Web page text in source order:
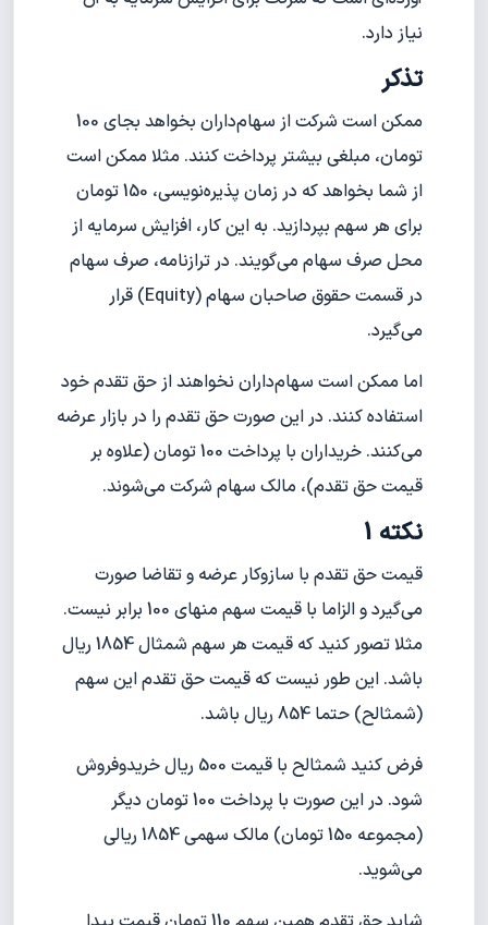
نیاز دارد.
تذکر
ممکن است شرکت از سهام‌داران بخواهد بجای 100
تومان، مبلغی بیشتر پرداخت کنند. مثلا ممکن است
از شما بخواهد که در زمان پذیره‌نویسی، 150 تومان
برای هر سهم بپردازید. به این کار، افزایش سرمایه از
محل صرف سهام می‌گویند. در ترازنامه، صرف سهام
در قسمت حقوق صاحبان سهام (Equity) قرار
می‌گیرد.
اما ممکن است سهام‌داران نخواهند از حق تقدم خود
استفاده کنند. در این صورت حق تقدم را در بازار عرضه
می‌کنند. خریداران با پرداخت 100 تومان (علاوه بر
قیمت حق تقدم)، مالک سهام شرکت می‌شوند.
نکته 1
قیمت حق تقدم با سازوکار عرضه و تقاضا صورت
می‌گیرد و الزاما با قیمت سهم منهای 100 برابر نیست.
مثلا تصور کنید که قیمت هر سهم شمثال 1854 ریال
باشد. این طور نیست که قیمت حق تقدم این سهم
(شمثالح) حتما 854 ریال باشد.
فرض کنید شمثالح با قیمت 500 ریال خریدوفروش
شود. در این صورت با پرداخت 100 تومان دیگر
(مجموعه 150 تومان) مالک سهمی 1854 ریالی
می‌شوید.